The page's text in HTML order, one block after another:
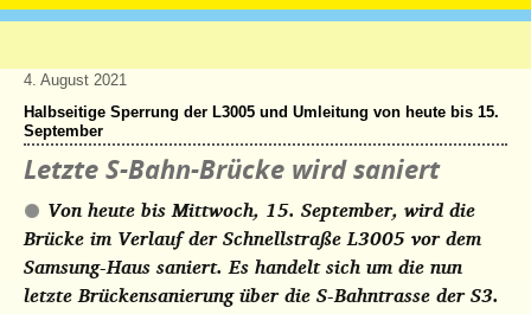
4. August 2021
Halbseitige Sperrung der L3005 und Umleitung von heute bis 15.
September
Letzte S-Bahn-Brücke wird saniert
Von heute bis Mittwoch, 15. September, wird die
Brücke im Verlauf der Schnellstraße L3005 vor dem
Samsung-Haus saniert. Es handelt sich um die nun
letzte Brückensanierung über die S-Bahntrasse der S3.